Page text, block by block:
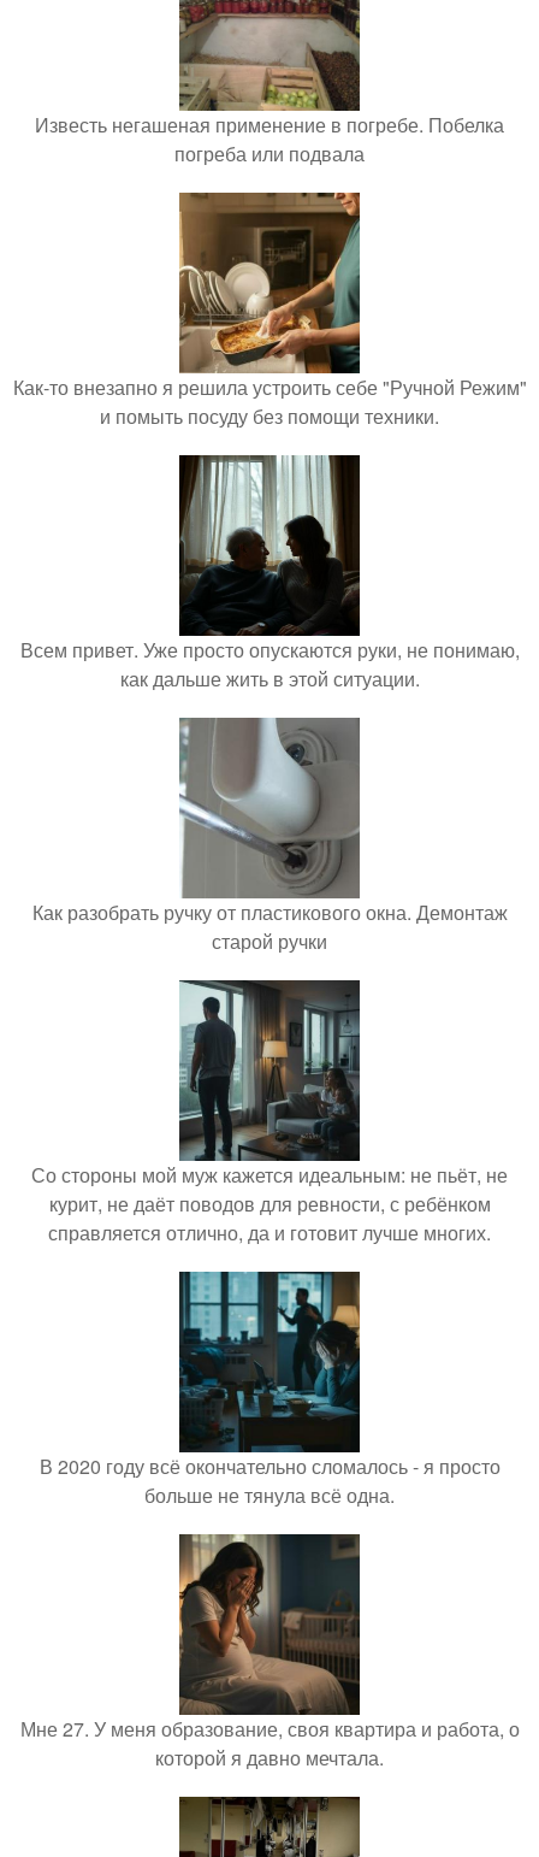
Известь негашеная применение в погребе. Побелка
погреба или подвала
Как-то внезапно я решила устроить себе "Ручной Режим"
и помыть посуду без помощи техники.
Всем привет. Уже просто опускаются руки, не понимаю,
как дальше жить в этой ситуации.
Как разобрать ручку от пластикового окна. Демонтаж
старой ручки
Со стороны мой муж кажется идеальным: не пьёт, не
курит, не даёт поводов для ревности, с ребёнком
справляется отлично, да и готовит лучше многих.
В 2020 году всё окончательно сломалось - я просто
больше не тянула всё одна.
Мне 27. У меня образование, своя квартира и работа, о
которой я давно мечтала.